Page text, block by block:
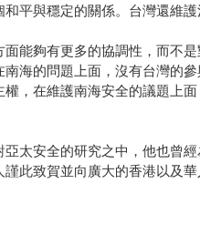
平與穩定的關係。台灣還維
能夠有更多的協調性，而不
海的問題上面，沒有台灣的參
，在維護南海安全的議題上
太安全的研究之中，他也曾經
此致賀並向廣大的香港以及